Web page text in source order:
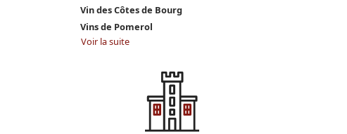
Vin des Côtes de Bourg
Vins de Pomerol
Voir la suite